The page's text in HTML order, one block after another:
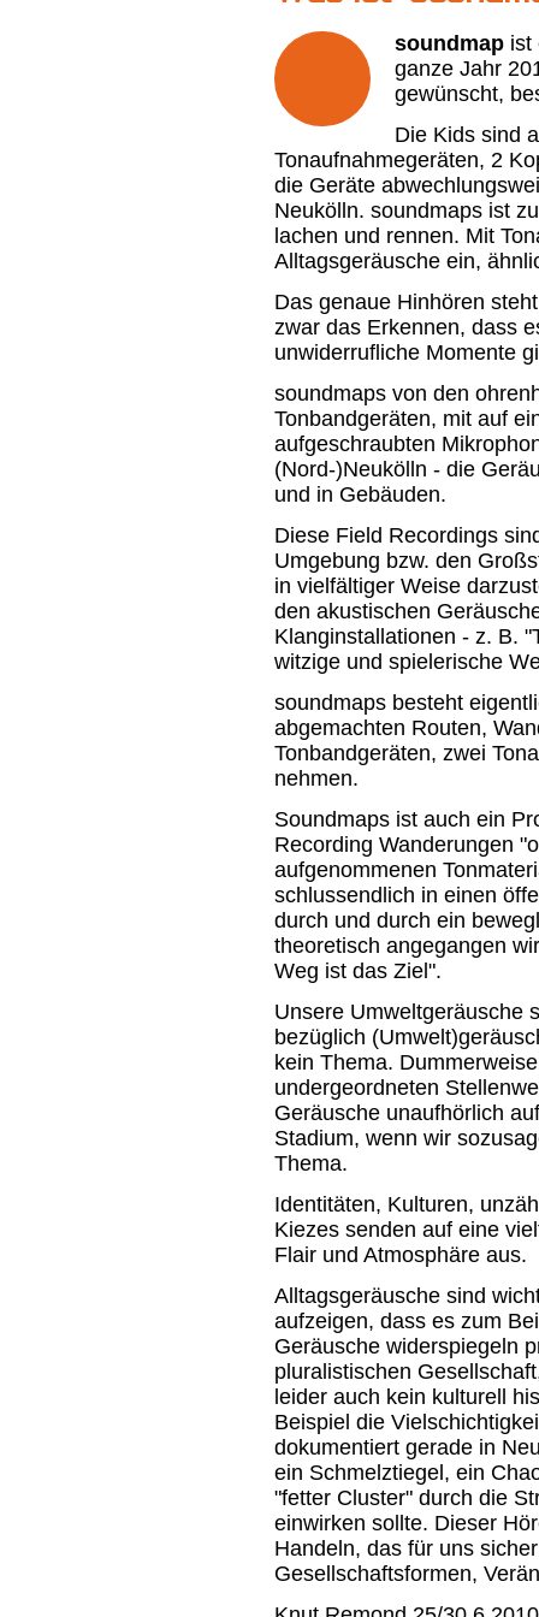
soundmap ist
ganze Jahr
gewünscht,
Die Kids sind
Tonaufnahmegeräten, 2
die Geräte
Neukölln. soundmaps ist
lachen und rennen. Mit
Alltagsgeräusche ein,
Das genaue Hinhören
zwar das Erkennen, dass
unwiderrufliche Momente
soundmaps von den
Tonbandgeräten, mit auf
aufgeschraubten
(Nord-)Neukölln - die
und in Gebäuden.
Diese Field Recordings
Umgebung bzw. den
in vielfältiger Weise
den akustischen
Klanginstallationen - z. B.
witzige und spielerische
soundmaps besteht
abgemachten Routen,
Tonbandgeräten, zwei
nehmen.
Soundmaps ist auch ein
Recording Wanderungen
aufgenommenen
schlussendlich in einen
durch und durch ein
theoretisch angegangen
Weg ist das Ziel".
Unsere Umweltgeräusche
bezüglich
kein Thema.
undergeordneten
Geräusche unaufhörlich
Stadium, wenn wir
Thema.
Identitäten, Kulturen,
Kiezes senden auf eine
Flair und Atmosphäre aus.
Alltagsgeräusche sind
aufzeigen, dass es zum
Geräusche widerspiegeln
pluralistischen
leider auch kein kulturell
Beispiel die
dokumentiert gerade in
ein Schmelztiegel, ein
"fetter Cluster" durch die
einwirken sollte. Dieser
Handeln, das für uns
Gesellschaftsformen,